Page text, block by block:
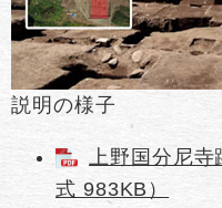
説明の様子
上野国分尼
式 983KB）